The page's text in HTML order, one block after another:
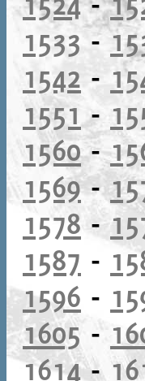
1533-
1542 -
1551 -
1560-
1569-
1578 -
1587 -
1596 -
1605-
1614-